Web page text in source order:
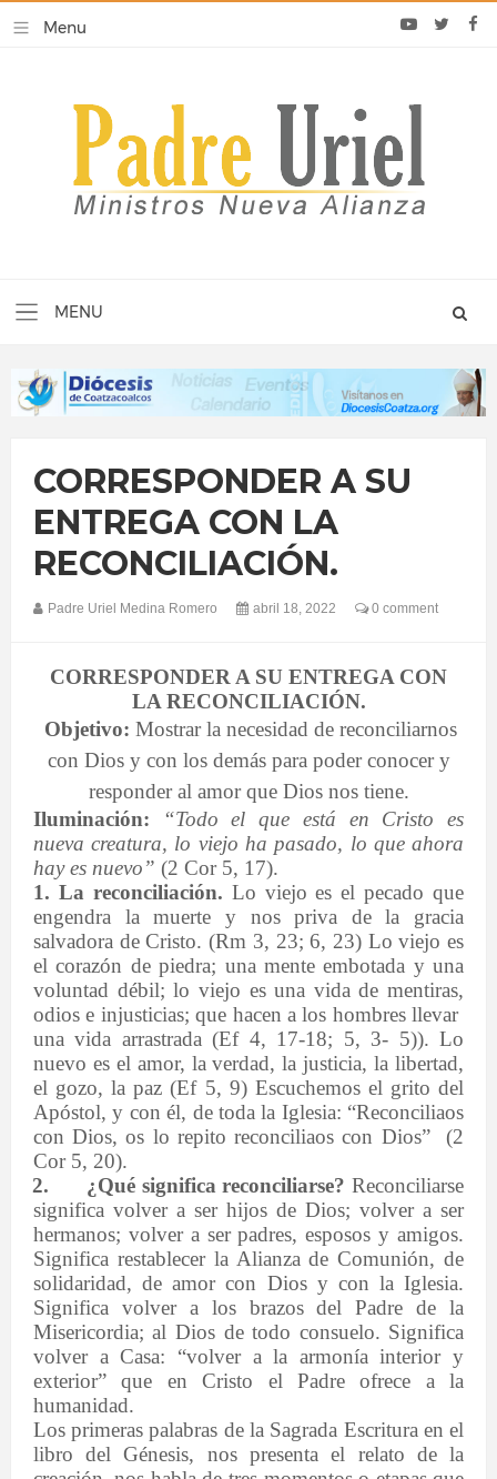
CORRESPONDER A SU
ENTREGA CON LA
RECONCILIACIÓN.
Padre Uriel Medina Romero abril 18, 2022 0 comment
CORRESPONDER A SU ENTREGA CON
LA RECONCILIACIÓN.
Objetivo: Mostrar la necesidad de reconciliarnos
con Dios y con los demás para poder conocer y
responder al amor que Dios nos tiene.
Iluminación:
“Todo el que está en Cristo es
nueva creatura, lo viejo ha pasado, lo que ahora
hay es nuevo” (2 Cor 5, 17).
1. La reconciliación. Lo viejo es el pecado que
engendra la muerte y nos priva de la gracia
salvadora de Cristo. (Rm 3, 23; 6, 23) Lo viejo es
el corazón de piedra; una mente embotada y una
voluntad débil; lo viejo es una vida de mentiras,
odios e injusticias; que hacen a los hombres llevar
una vida arrastrada (Ef 4, 17-18; 5, 3- 5)). Lo
nuevo es el amor, la verdad, la justicia, la libertad,
el gozo, la paz (Ef 5, 9) Escuchemos el grito del
Apóstol, y con él, de toda la Iglesia: “Reconciliaos
con Dios, os lo repito reconciliaos con Dios” (2
Cor 5, 20).
2.
¿Qué significa reconciliarse?Reconciliarse
significa volver a ser hijos de Dios; volver a ser
hermanos; volver a ser padres, esposos y amigos.
Significa restablecer la Alianza de Comunión, de
solidaridad, de amor con Dios y con la Iglesia.
Significa volver a los brazos del Padre de la
Misericordia; al Dios de todo consuelo. Significa
volver a Casa: “volver a la armonía interior y
exterior” que en Cristo el Padre ofrece a la
humanidad.
Los primeras palabras de la Sagrada Escritura en el
libro del Génesis, nos presenta el relato de la